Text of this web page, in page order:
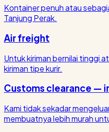
Kontainer penuh atau
Tanjung Perak.
Air freight
Untuk kiriman bernilai tinggi
kiriman tipe kurir.
Customs clearance —
Kami tidak sekadar
membuatnya lebih murah